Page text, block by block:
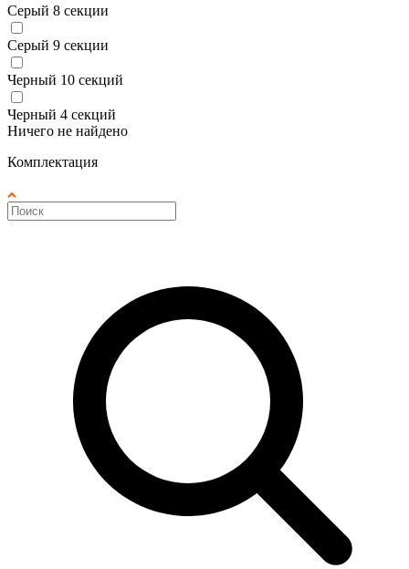
Серый 8 секции
Серый 9 секции
Черный 10 секций
Черный 4 секций
Ничего не найдено
Комплектация